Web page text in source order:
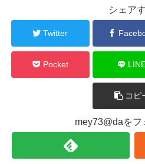
シェア
Twitter
Pocket
コピ
mey73@daをフ